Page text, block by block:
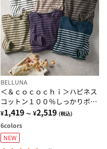
BELLUNA
＜＆ｃｏｃｏｃｈｉ＞ハピネス
コットン１００％しっかりボー
ダープルオーバー
¥1,419 ～ ¥2,519 (税込)
6colors
NEW